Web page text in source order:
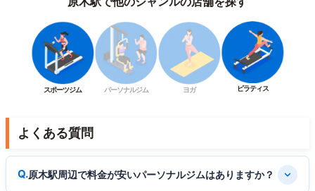
スポーツジム パーソナルジム ヨガ ピラティス
よくある質問
原木駅周辺で料金が安いパーソナルジムはありますか？